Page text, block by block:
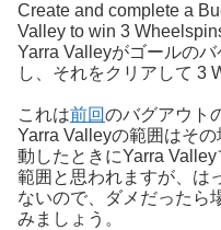
Create and complete a
Valley to win 3
Yarra Valleyがゴールの
し、それをクリアして 3
これは前回のバグアウト
Yarra Valleyの範囲はそ
動したときにYarra
範囲と思われますが、は
ないので、ダメだったら
みましょう。